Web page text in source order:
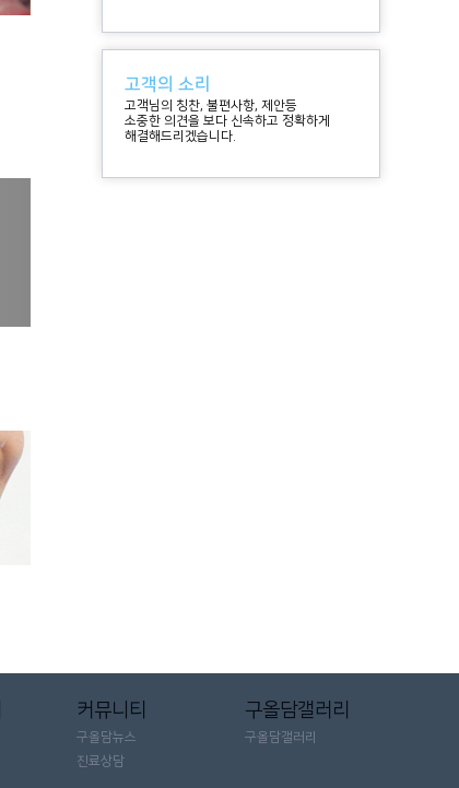
고객의 소리
고객님의 칭찬, 불편사항, 제안등
소중한 의견을 보다 신속하고 정확하게
해결해드리겠습니다.
커뮤니티
구올담뉴스
진료상담
구올담갤러리
구올담갤러리